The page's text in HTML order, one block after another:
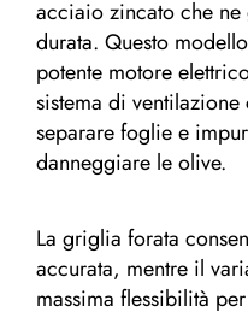
acciaio zincato che ne
durata. Questo
potente motore
sistema di
separare foglie e
danneggiare le olive.
La griglia forata
accurata, mentre il
massima flessibilità